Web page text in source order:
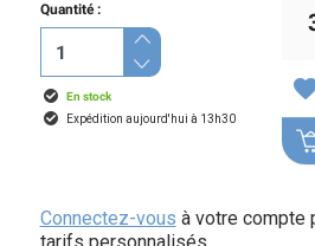
Quantité :
En stock
Expédition aujourd'hui à 13h30
Connectez-vous à votre compte